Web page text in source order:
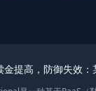
金提高，防御失效